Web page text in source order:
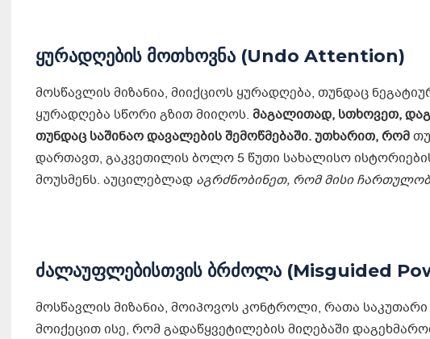
ყურადღების მოთხოვნა (Undo Attention)
მოსწავლის მიზანია, მიიქციოს ყურადღება, თუნდაც
ყურადღება სწორი გზით მიიღოს. მაგალითად, სთხოვეთ,
თუნდაც საშინაო დავალების შემოწმებაში. უთხარით, რომ
დართავთ, გაკვეთილის ბოლო 5 წუთი სახალისო
მოუსმენს. აუცილებლად აგრძნობინეთ, რომ მისი
ძალაუფლებისთვის ბრძოლა (Misguided
მოსწავლის მიზანია, მოიპოვოს კონტროლი, რათა საკუთარი
მოიქეცით ისე, რომ გადაწყვეტილების მიღებაში